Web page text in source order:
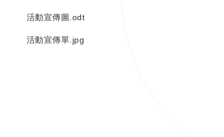
活動宣傳圖.odt
活動宣傳單.jpg